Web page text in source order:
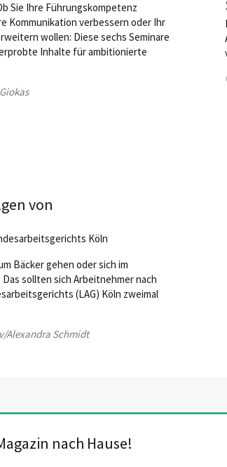
Sie Ihre Führungskompetenz
Kommunikation verbessern oder Ihr
wollen: Diese sechs Seminare
Inhalte für ambitionierte
von
Köln
Bäcker gehen oder sich im
sollten sich Arbeitnehmer nach
(LAG) Köln zweimal
Alexandra Schmidt
nach Hause!